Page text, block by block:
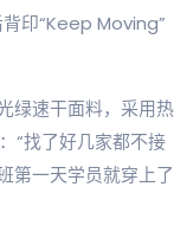
印“Keep Moving”
绿速干面料，采用热
“找了好几家都不接
第一天学员就穿上了